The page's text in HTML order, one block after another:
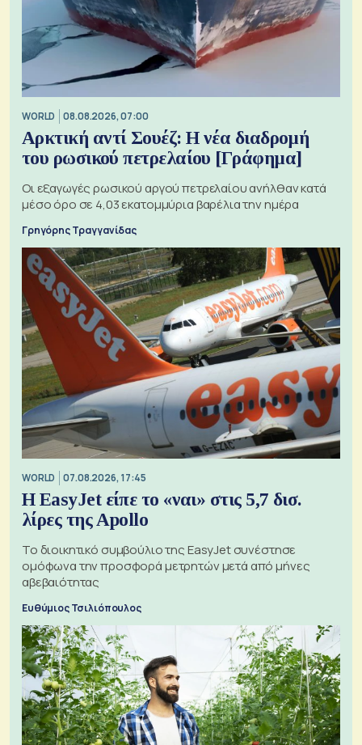
WORLD 08.08.2026, 07:00
Αρκτική αντί Σουέζ: Η νέα διαδρομή
του ρωσικού πετρελαίου [Γράφημα]
Οι εξαγωγές ρωσικού αργού πετρελαίου ανήλθαν κατά
μέσο όρο σε 4,03 εκατομμύρια βαρέλια την ημέρα
Γρηγόρης Τραγγανίδας
WORLD 07.08.2026, 17:45
Η EasyJet είπε το «ναι» στις 5,7 δισ.
λίρες της Apollo
Το διοικητικό συμβούλιο της EasyJet συνέστησε
ομόφωνα την προσφορά μετρητών μετά από μήνες
αβεβαιότητας
Ευθύμιος Τσιλιόπουλος